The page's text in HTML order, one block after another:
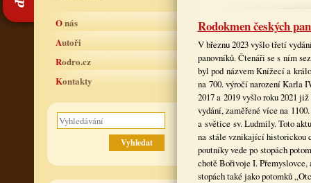
O nás
Autoři
Rodro.cz
Kontakty
Rodokmen českých
V březnu 2023 vyšlo třetí
panovníků. Čtenáři se s ním
byl pod názvem Knížecí a
na 700. výročí narození Karla
2017 a 2019 vyšlo roku 2021
vydání, zaměřené více na
a světice sv. Ludmily. Toto
na stále vznikající historickou
poutníky vede po stopách
chotě Bořivoje I. Přemyslovce,
stopách také jako potomků